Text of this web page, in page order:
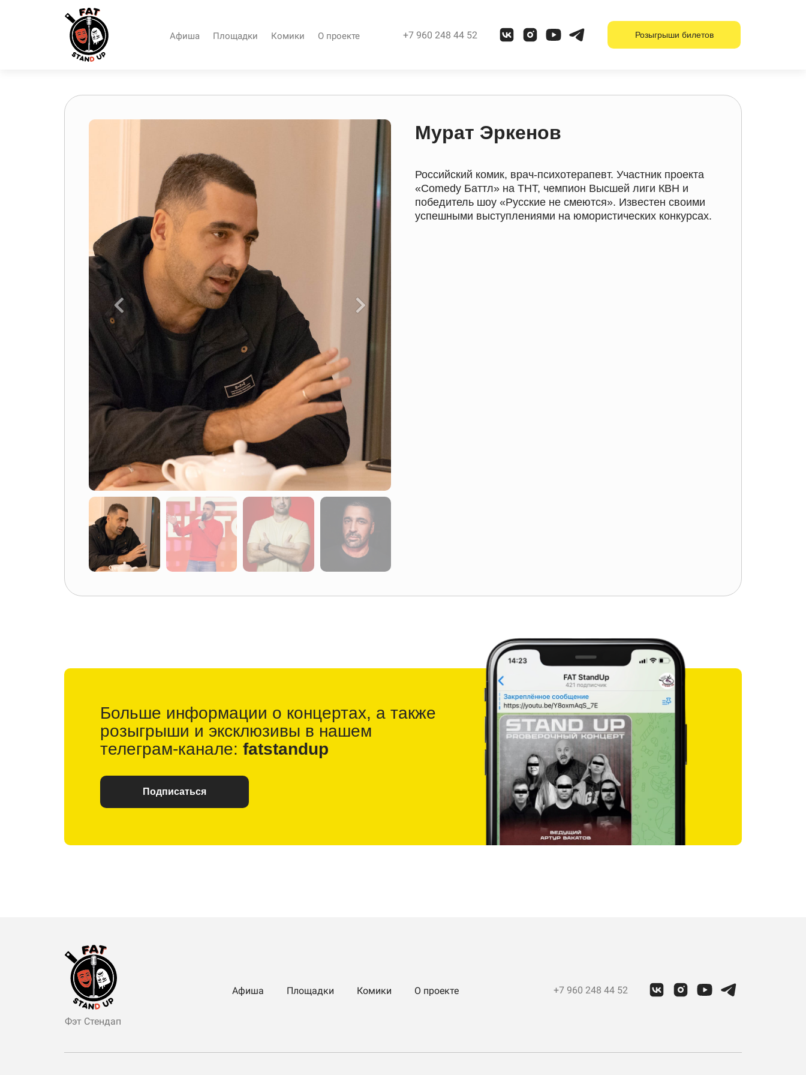
Афиша Площадки Комики О проекте +7 960 248 44 52 Розыгрыши билетов
Мурат Эркенов
Российский комик, врач-психотерапевт. Участник проекта
«Comedy Баттл» на ТНТ, чемпион Высшей лиги КВН и
победитель шоу «Русские не смеются». Известен своими
успешными выступлениями на юмористических конкурсах.
Больше информации о концертах, а также
розыгрыши и эксклюзивы в нашем
телеграм-канале: fatstandup
Подписаться
Фэт Стендап
Афиша Площадки Комики О проекте +7 960 248 44 52